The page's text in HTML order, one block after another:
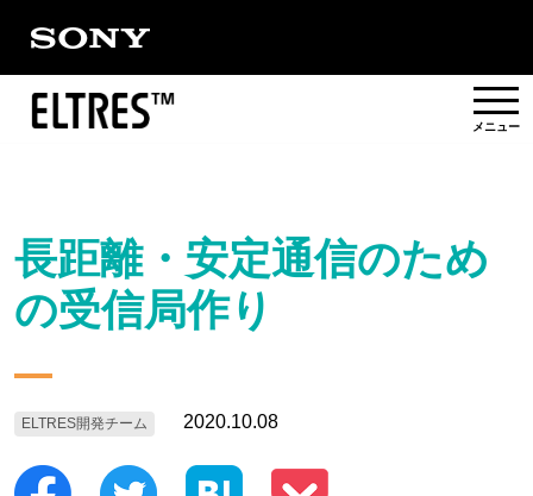
提供エリア
活用事例/ ソリューション
パートナー
対応製品
長距離・安定通信のため
の受信局作り
ELTRES開発チーム 2020.10.08